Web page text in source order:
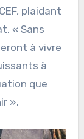
plaidant
« Sans
à vivre
à
que
».